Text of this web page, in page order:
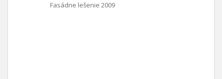
Fasádne lešenie 2009